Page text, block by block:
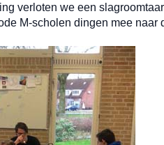
verloten we een
M-scholen dingen mee naar